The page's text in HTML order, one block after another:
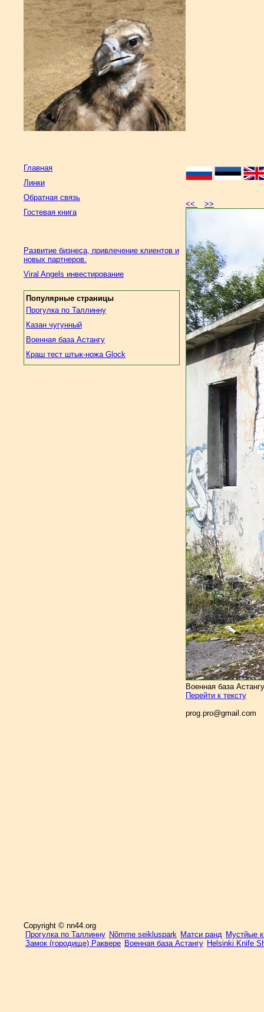
Главная
Линки
Обратная связь
Гостевая книга
Развитие бизнеса, привлечение клиентов и
новых партнеров.
Viral Angels инвестирование
Популярные страницы
Прогулка по Таллинну
Казан чугунный
Военная база Астангу
Краш тест штык-ножа Glock
<< >>
Военная база
Перейти к тексту
prog.pro@gmail.com
Copyright © nn44.org
Прогулка по Таллинну Nõmme seikluspark Матси ранд Мустйые
Замок (городище) Раквере Военная база Астангу Helsinki Knife